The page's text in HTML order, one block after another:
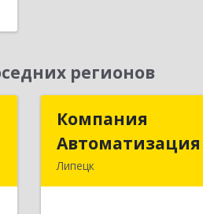
регионов
Компания
Автоматизация
Липецк